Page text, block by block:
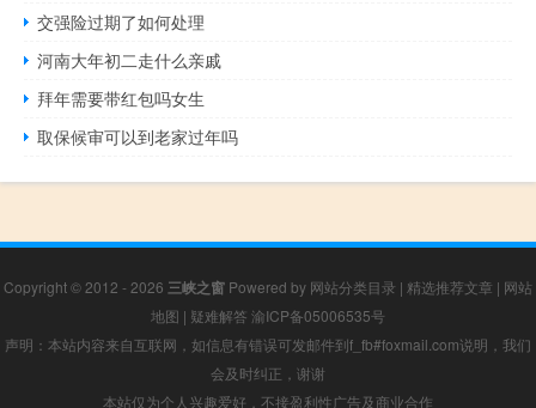
交强险过期了如何处理
河南大年初二走什么亲戚
拜年需要带红包吗女生
取保候审可以到老家过年吗
Copyright © 2012 - 2026 三峡之窗 Powered by 网站分类目录 | 精选推荐文章 | 网站
地图 | 疑难解答 渝ICP备05006535号
声明：本站内容来自互联网，如信息有错误可发邮件到f_fb#foxmail.com说明，我们
会及时纠正，谢谢
本站仅为个人兴趣爱好，不接盈利性广告及商业合作